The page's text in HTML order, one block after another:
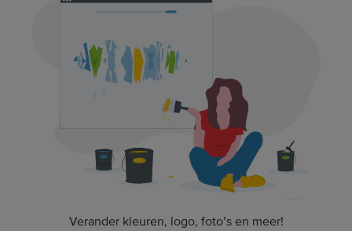
Verander kleuren, logo, foto’s en meer!